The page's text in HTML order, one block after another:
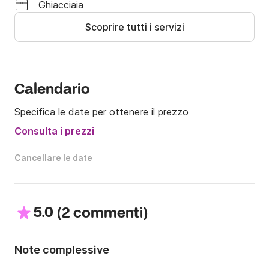
Se non viene presentata tutta la documentazione, la
prenotazione e l'importo versato verranno persi.
semirigido Capelli Tempest 470!
Ghiacciaia
Scoprire tutti i servizi
Calendario
Specifica le date per ottenere il prezzo
Consulta i prezzi
Cancellare le date
5.0 (2 commenti)
Note complessive